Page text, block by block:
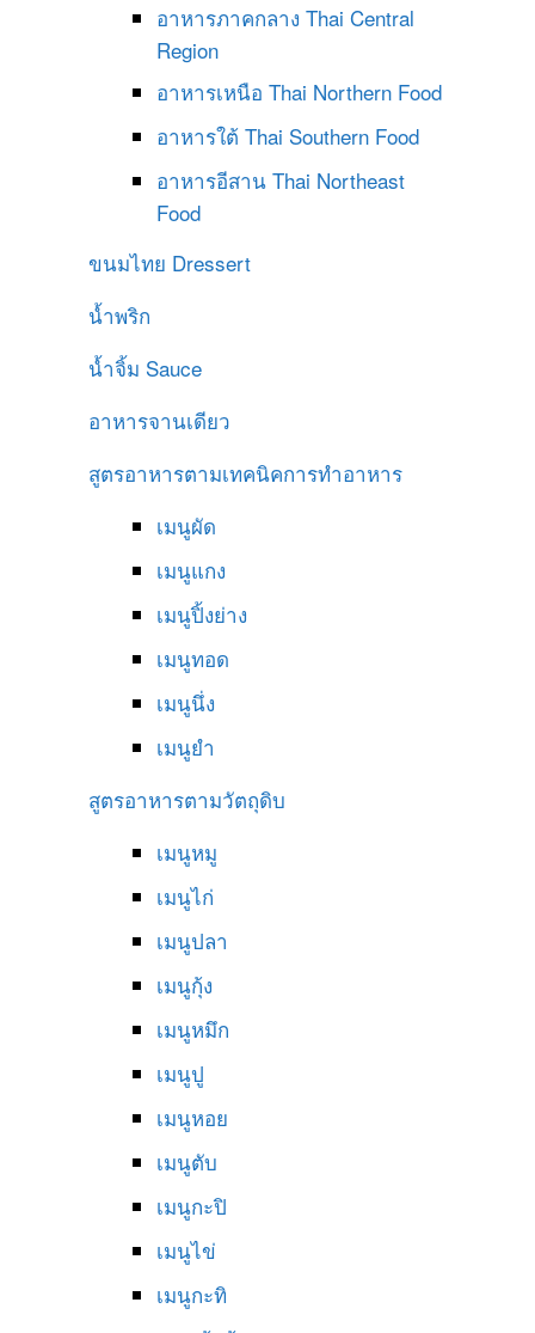
อาหารภาคกลาง Thai Central
Region
อาหารเหนือ Thai Northern Food
อาหารใต้ Thai Southern Food
อาหารอีสาน Thai Northeast
Food
ขนมไทย Dressert
น้ำพริก
น้ำจิ้ม Sauce
อาหารจานเดียว
สูตรอาหารตามเทคนิคการทำอาหาร
เมนูผัด
เมนูแกง
เมนูปิ้งย่าง
เมนูทอด
เมนูนึ่ง
เมนูยำ
สูตรอาหารตามวัตถุดิบ
เมนูหมู
เมนูไก่
เมนูปลา
เมนูกุ้ง
เมนูหมึก
เมนูปู
เมนูหอย
เมนูตับ
เมนูกะปิ
เมนูไข่
เมนูกะทิ